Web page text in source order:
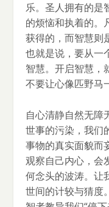
乐。圣人拥有的是
的烦恼和执着的。
获得的，而智慧则
也就是说，要从一
智慧。开启智慧，
不要让心像匹野马
自心清静自然无障
世事的污染，我们
事物的真实面貌而
观察自己内心，会
何念头的波涛。让
世间的计较与猜度